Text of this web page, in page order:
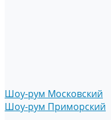
Шоу-рум Московский
Шоу-рум Приморский